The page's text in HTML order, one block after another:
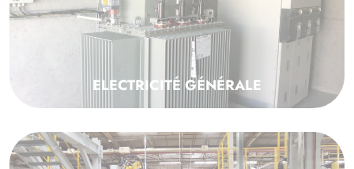
ELECTRICITÉ GÉNÉRALE